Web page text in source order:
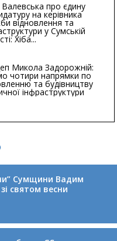
про єдину
на керівника
відновлення та
у Сумській
Хіба...
Микола Задорожній:
чотири напрямки по
та будівництву
інфраструктури
Сумщини Вадим
святом весни